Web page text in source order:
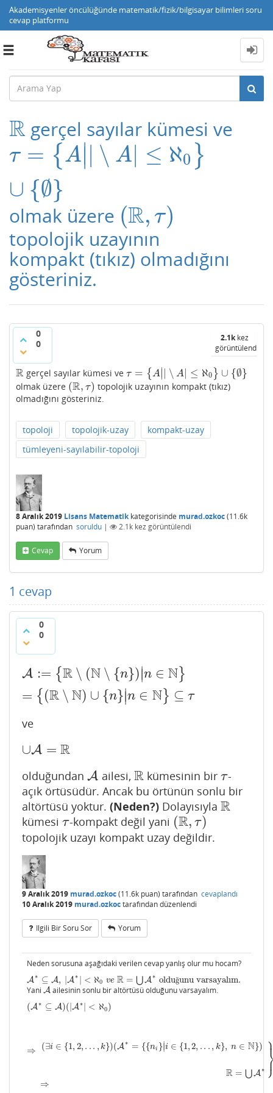
Akademisyenler öncülüğünde matematik/fizik/bilgisayar bilimleri soru
cevap platformu
Toggle
R
R gerçel sayılar kümesi ve
τ = { A∣ ∖ A ≤ ℵ0 }
∪ {∅}
τ= {A ||∖A |≤ ℵ0 ∪{ ∅}
olmak üzere (R, τ)
(R,τ
topolojik uzayının
kompakt (tıkız) olmadığını
gösteriniz.
0
0
2.1kkez
görüntülendi
R
R gerçel sayılar kümesi ve τ = { A∣
∣ | ∖ A| ≤ ℵ0 } ∪ {∅}
τ= {A ||∖A ≤ ℵ0 ∪{∅}
olmak üzere (R, τ)
(R,τ)
topolojik uzayının kompakt (tıkız)
olmadığını gösteriniz.
topoloji topolojik-uzay
kompakt-uzay
tümleyeni-sayılabilir-topoloji
8 Aralık 2019 Lisans Matematikkategorisinde murad.ozkoc(11.6k
puan) tarafından soruldu | 2.1k kez görüntülendi
Cevap Yorum
1 cevap
0
0
A := {R ∖ (N ∖ {n})∣n ∈ N}
= { (R ∖ N) ∪ {n}∣
∣n ∈ N} ⊆ τ
A :={R ∖ (N ∖{ n})| n ∈N}={(R ∖N)∪ {n
ve
∪A = R
∪A=R
olduğundan A
A ailesi, R
R kümesinin bir τ
τ-
açık örtüsüdür. Ancak bu örtünün sonlu bir
altörtüsü yoktur. (Neden?) Dolayısıyla R
R
kümesi τ
τ-kompakt değil yani (R, τ)
(R,τ)
topolojik uzayı kompakt uzay değildir.
9 Aralık 2019 murad.ozkoc(11.6k puan) tarafından cevaplandı
10 Aralık 2019 murad.ozkoctarafındandüzenlendi
Ilgili Bir Soru Sor Yorum
Neden sorusuna aşağıdaki verilen cevap yanlış olur mu hocam?
A∗ ⊆ A, |A ∗ < ℵ0 ve R = ⋃A∗ olduğunu varsayalım.
A∗ ⊆A |A ∗|<ℵ 0v eR= ⋃A ∗olduğunu varsayalım.
Yani A
A ailesinin sonlu bir altörtüsü olduğunu varsayalım.
(A∗ ⊆ A)( A∗ < ℵ0)
⇒ (∃i ∈ {1, 2, . . . , k})(A∗ = {{ni }∣
∣ i ∈ {1, 2, . . . , k}, n ∈ N})
R = ⋃A∗
⇒
(A∗⊆A) (|A∗ |<ℵ 0)⇒ (∃i∈